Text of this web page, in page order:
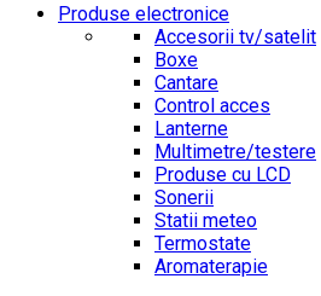
Produse electronice
Accesorii tv/satelit
Boxe
Cantare
Control acces
Lanterne
Multimetre/testere
Produse cu LCD
Sonerii
Statii meteo
Termostate
Aromaterapie